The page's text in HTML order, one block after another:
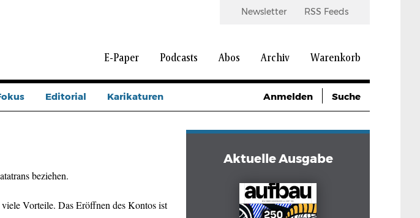
Newsletter RSS Feeds
E-Paper Podcasts Abos Archiv Warenkorb
Editorial Karikaturen Anmelden Suche
beziehen.
Vorteile. Das Eröffnen des Kontos ist
Aktuelle Ausgabe